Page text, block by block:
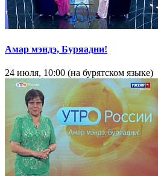
Амар мэндэ, Буряадни!
24 июля, 10:00 (на бурятском языке)